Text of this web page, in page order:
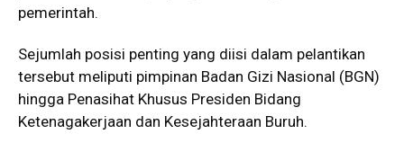
pemerintah.
Sejumlah posisi penting yang diisi dalam pelantikan
tersebut meliputi pimpinan Badan Gizi Nasional (BGN)
hingga Penasihat Khusus Presiden Bidang
Ketenagakerjaan dan Kesejahteraan Buruh.